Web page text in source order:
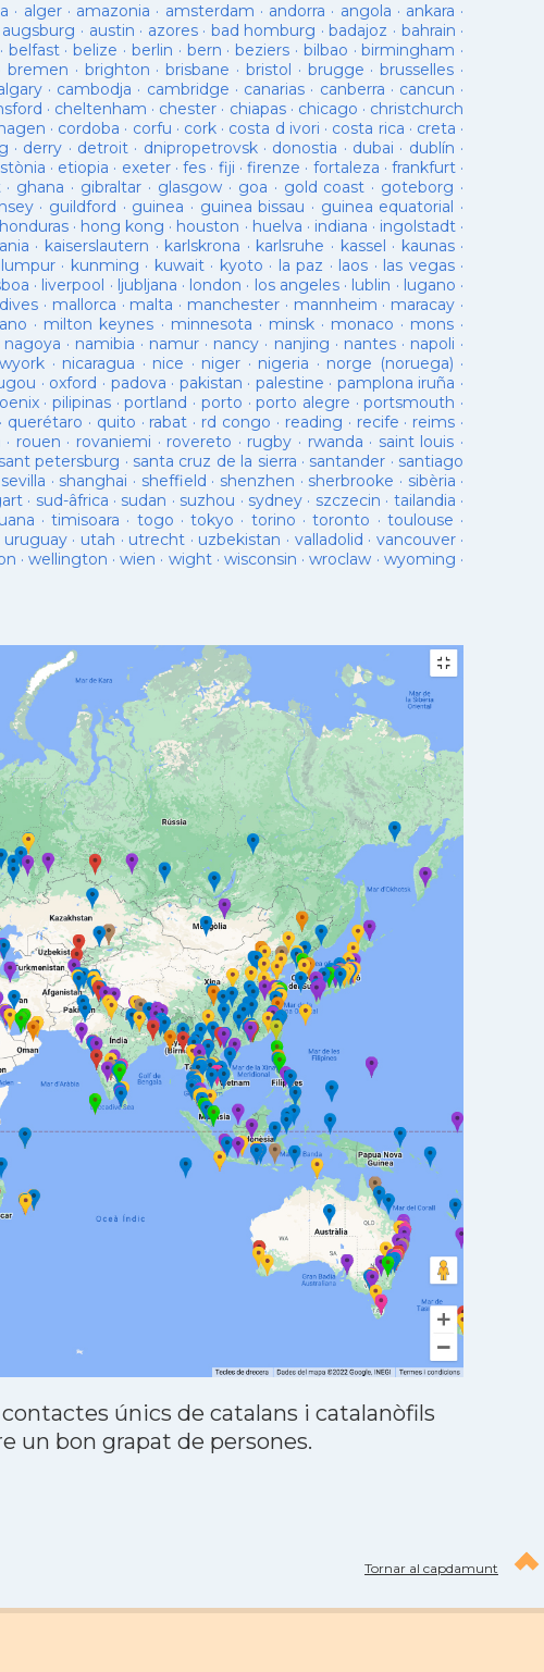
· alger· amazonia · amsterdam · andorra · angola · ankara ·
augsburg · austin · azores· bad homburg ·badajoz · bahrain ·
· belfast·belize · berlin · bern ·beziers · bilbao ·birmingham ·
bremen · brighton ·brisbane · bristol · brugge ·brusselles ·
· cambodja · cambridge · canarias · canberra · cancun ·
· cheltenham · chester · chiapas· chicago · christchurch
· cordoba · corfu · cork · costa d ivori · costa rica · creta ·
· derry · detroit· dnipropetrovsk· donostia · dubai · dublín ·
· etiopia · exeter· fes · fiji · firenze · fortaleza · frankfurt ·
· ghana · gibraltar · glasgow· goa · gold coast · goteborg ·
· guildford · guinea · guinea bissau · guinea equatorial ·
honduras· hong kong · houston · huelva · indiana · ingolstadt·
· kaiserslautern · karlskrona · karlsruhe · kassel · kaunas·
· kunming · kuwait· kyoto · la paz · laos · las vegas·
· liverpool · ljubljana · london · los angeles· lublin · lugano ·
· mallorca · malta · manchester · mannheim · maracay ·
· milton keynes · minnesota · minsk· monaco · mons ·
nagoya · namibia · namur · nancy · nanjing · nantes· napoli ·
· nicaragua · nice · niger · nigeria · norge (noruega) ·
· oxford · padova · pakistan · palestine · pamplona iruña ·
·pilipinas ·portland · porto ·porto alegre ·portsmouth ·
· querétaro · quito · rabat · rd congo · reading · recife · reims ·
· rouen · rovaniemi · rovereto · rugby · rwanda · saint louis ·
sant petersburg · santa cruz de la sierra · santander · santiago
sevilla · shanghai · sheffield · shenzhen · sherbrooke · sibèria ·
· sud-âfrica · sudan · suzhou · sydney · szczecin · tailandia ·
·timisoara · togo ·tokyo · torino ·toronto · toulouse ·
uruguay· utah · utrecht · uzbekistan · valladolid · vancouver·
· wellington ·wien · wight·wisconsin ·wroclaw · wyoming ·
únics de catalans i catalanòfils
un bon grapat de persones.
Tornar al capdamunt